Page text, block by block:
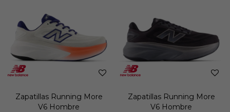
Zapatillas Running More
V6 Hombre
Zapatillas Running More
V6 Hombre